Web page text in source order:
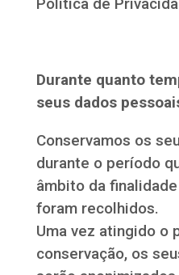
Durante quanto
seus dados
Conservamos os
durante o período
âmbito da
foram recolhidos.
Uma vez atingido o
conservação, os